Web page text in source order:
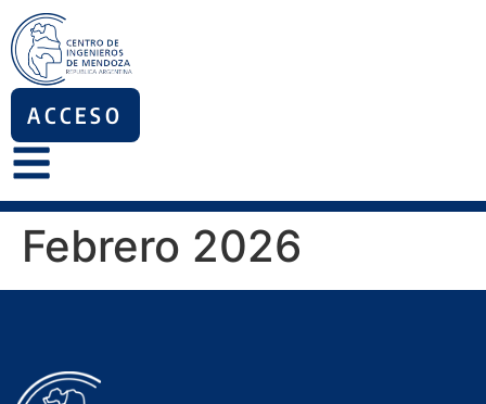
ACCESO
Febrero 2026